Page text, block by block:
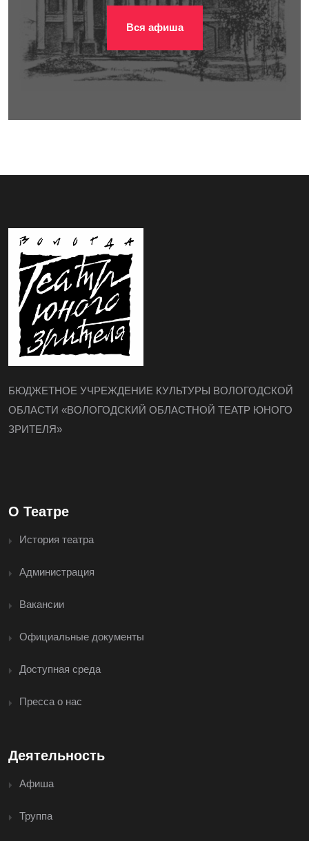
Вся афиша
БЮДЖЕТНОЕ УЧРЕЖДЕНИЕ КУЛЬТУРЫ ВОЛОГОДСКОЙ
ОБЛАСТИ «ВОЛОГОДСКИЙ ОБЛАСТНОЙ ТЕАТР ЮНОГО
ЗРИТЕЛЯ»
О Театре
История театра
Администрация
Вакансии
Официальные документы
Доступная среда
Пресса о нас
Деятельность
Афиша
Труппа